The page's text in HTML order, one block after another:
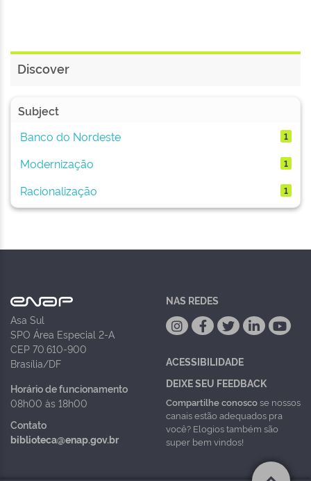
Discover
Subject
Banco do Nordeste
1
Modernização 1
Racionalização 1
Asa Sul
SPO Área Especial 2-A
CEP 70.610-900
Brasília/DF
Horário de funcionamento
08h00 às 18h00
Contato
biblioteca@enap.gov.br
NAS REDES
ACESSIBILIDADE
DEIXE SEU FEEDBACK
Compartilhe conoscose nossos
canais estão adequados pra
você? Elogios também são
super bem vindos!